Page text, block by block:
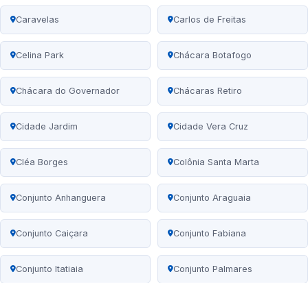
Caravelas Carlos de Freitas
Celina Park Chácara Botafogo
Chácara do Governador Chácaras Retiro
Cidade Jardim Cidade Vera Cruz
Cléa Borges Colônia Santa Marta
Conjunto Anhanguera Conjunto Araguaia
Conjunto Caiçara Conjunto Fabiana
Conjunto Itatiaia Conjunto Palmares